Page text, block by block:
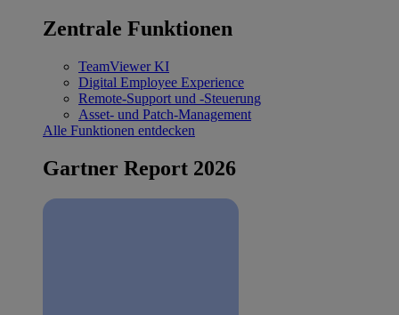
Zentrale Funktionen
TeamViewer KI
Digital Employee Experience
Remote-Support und -Steuerung
Asset- und Patch-Management
Alle Funktionen entdecken
Gartner Report 2026